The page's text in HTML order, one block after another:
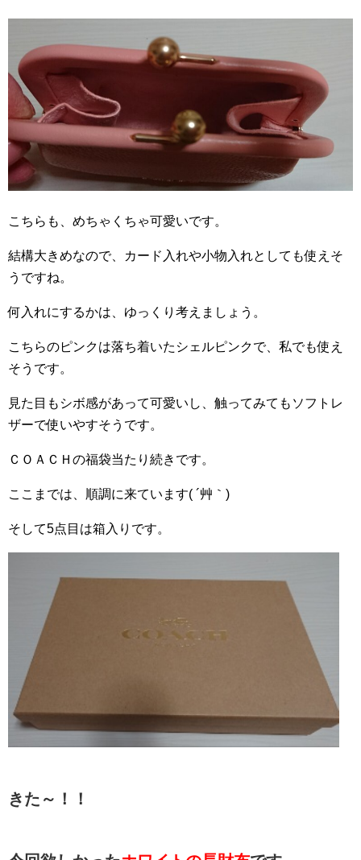
こちらも、めちゃくちゃ可愛いです。
結構大きめなので、カード入れや小物入れとしても使えそ
うですね。
何入れにするかは、ゆっくり考えましょう。
こちらのピンクは落ち着いたシェルピンクで、私でも使え
そうです。
見た目もシボ感があって可愛いし、触ってみてもソフトレ
ザーで使いやすそうです。
ＣＯＡＣＨの福袋当たり続きです。
ここまでは、順調に来ています( ´艸｀)
そして5点目は箱入りです。
きた～！！